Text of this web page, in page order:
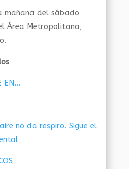
mañana del sábado
Área Metropolitana,
EN…
no da respiro. Sigue el